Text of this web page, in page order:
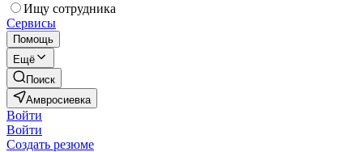
Ищу сотрудника
Сервисы
Помощь
Ещё
Поиск
Амвросиевка
Войти
Войти
Создать резюме